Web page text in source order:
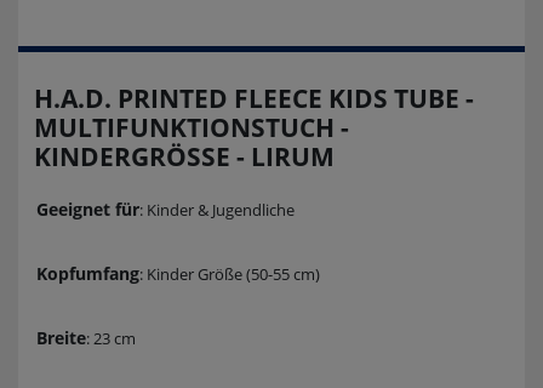
H.A.D. PRINTED FLEECE KIDS TUBE -
MULTIFUNKTIONSTUCH -
KINDERGRÖSSE - LIRUM
Geeignet für: Kinder & Jugendliche
Kopfumfang: Kinder Größe (50-55 cm)
Breite: 23 cm